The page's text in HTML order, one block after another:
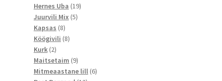
toodet
Hernes Uba 1919
Juurvili Mix 55
Kapsas 88
toodet
Köögivili 88
Kurk 22
toodet
Maitsetaim 99
toodet
Mitmeaastane lill 66